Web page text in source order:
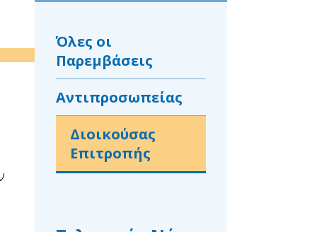
Όλες οι
Παρεμβάσεις
Αντιπροσωπείας
Διοικούσας
Επιτροπής